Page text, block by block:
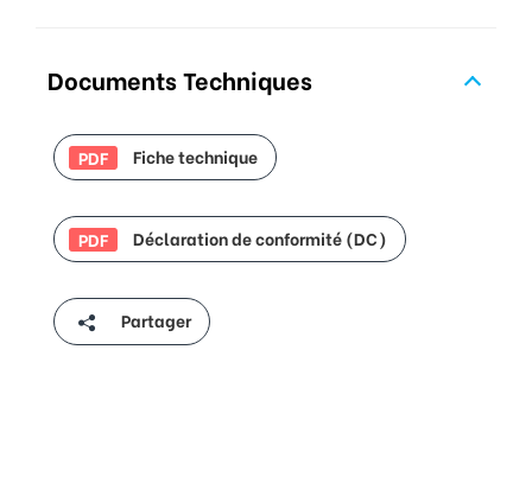
Documents Techniques
PDF Fiche technique
PDF Déclaration de conformité (DC)
Partager